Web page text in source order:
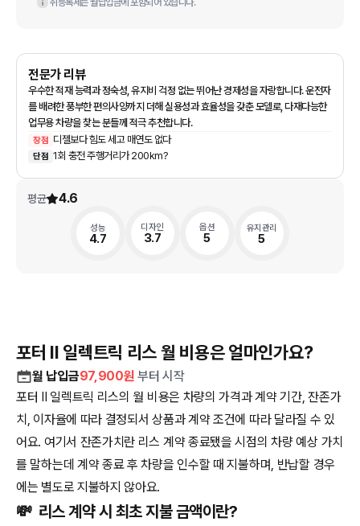
취등록세는 월납입금에 포함되어 있습니다.
전문가 리뷰
우수한 적재 능력과 정숙성, 유지비 걱정 없는 뛰어난 경제성을 자랑합니다. 운전자
를 배려한 풍부한 편의사양까지 더해 실용성과 효율성을 갖춘 모델로, 다재다능한
업무용 차량을 찾는 분들께 적극 추천합니다.
장점 디젤보다 힘도 세고 매연도 없다
단점 1회 충전 주행거리가 200km?
평균 4.6
성능
4.7
디자인
3.7
옵션
5
유지관리
5
포터 II 일렉트릭 리스 월 비용은 얼마인가요?
월 납입금97,900원 부터 시작
포터 II 일렉트릭 리스의 월 비용은 차량의 가격과 계약 기간, 잔존가
치, 이자율에 따라 결정되서 상품과 계약 조건에 따라 달라질 수 있
어요. 여기서 잔존가치란 리스 계약 종료됐을 시점의 차량 예상 가치
를 말하는데 계약 종료 후 차량을 인수할 때 지불하며, 반납할 경우
에는 별도로 지불하지 않아요.
💸 리스 계약 시 최초 지불 금액이란?